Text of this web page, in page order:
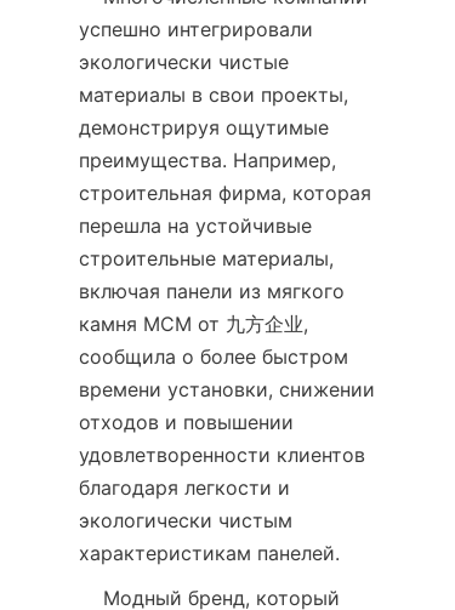
успешно интегрировали
экологически чистые
материалы в свои проекты,
демонстрируя ощутимые
преимущества. Например,
строительная фирма, которая
перешла на устойчивые
строительные материалы,
включая панели из мягкого
камня MCM от 九方企业,
сообщила о более быстром
времени установки, снижении
отходов и повышении
удовлетворенности клиентов
благодаря легкости и
экологически чистым